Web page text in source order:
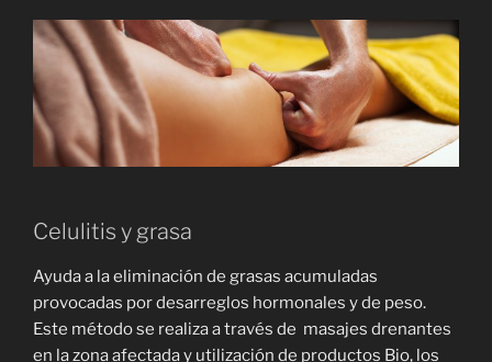
Celulitis y grasa
Ayuda a la eliminación de grasas acumuladas
provocadas por desarreglos hormonales y de peso.
Este método se realiza a través de masajes drenantes
en la zona afectada y utilización de productos Bio, los